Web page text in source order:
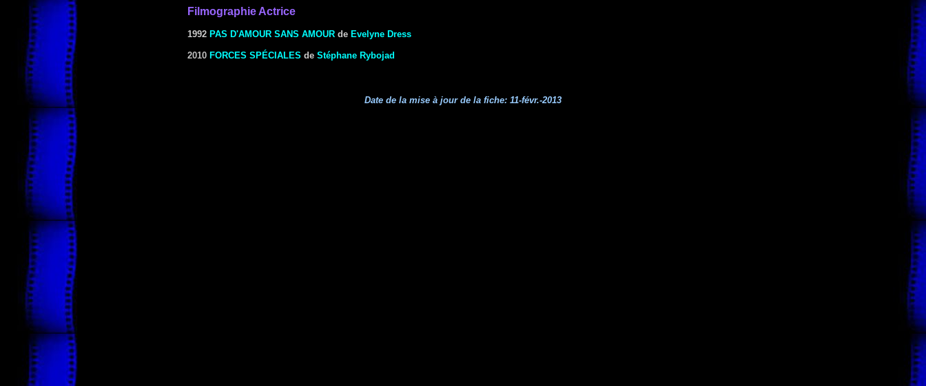
Filmographie Actrice
1992 PAS D'AMOUR SANS AMOUR de Evelyne Dress
2010 FORCES SPÉCIALES de Stéphane Rybojad
Date de la mise à jour de la fiche: 11-févr.-2013